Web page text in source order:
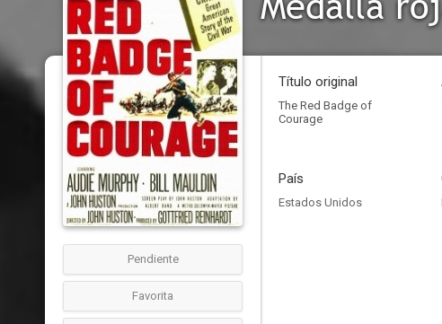
Pendiente
Favorita
Título original
The Red Badge of
Courage
País
Estados Unidos